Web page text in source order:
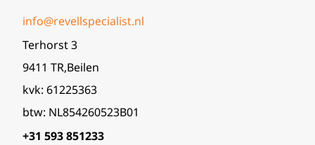
info@revellspecialist.nl
Terhorst 3
9411 TR,Beilen
kvk: 61225363
btw: NL854260523B01
+31 593 851233